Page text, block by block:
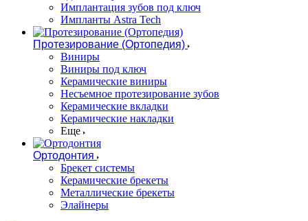
Имплантация зубов под ключ
Импланты Astra Tech
Протезирование (Ортопедия)
Виниры
Виниры под ключ
Керамические виниры
Несъемное протезирование зубов
Керамические вкладки
Керамические накладки
Еще
Ортодонтия
Брекет системы
Керамические брекеты
Металлические брекеты
Элайнеры